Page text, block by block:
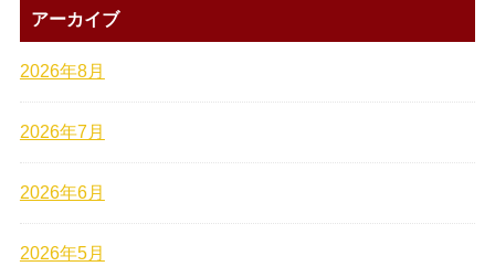
アーカイブ
2026年8月
2026年7月
2026年6月
2026年5月